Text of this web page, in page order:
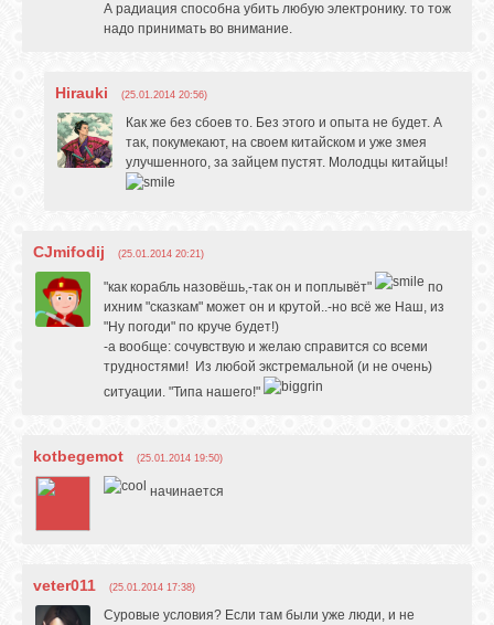
А радиация способна убить любую электронику. то тож
надо принимать во внимание.
Hirauki (25.01.2014 20:56)
Как же без сбоев то. Без этого и опыта не будет. А
так, покумекают, на своем китайском и уже змея
улучшенного, за зайцем пустят. Молодцы китайцы!
CJmifodij (25.01.2014 20:21)
"как корабль назовёшь,-так он и поплывёт"
по
ихним "сказкам" может он и крутой..-но всё же Наш, из
"Ну погоди" по круче будет!)
-а вообще: сочувствую и желаю справится со всеми
трудностями! Из любой экстремальной (и не очень)
ситуации. "Типа нашего!"
kotbegemot (25.01.2014 19:50)
начинается
veter011 (25.01.2014 17:38)
Суровые условия? Если там были уже люди, и не